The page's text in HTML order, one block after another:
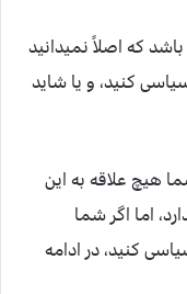
که اصلاً نمیدانید
کنید، و یا شاید
علاقه به این
اما اگر شما
کنید، در ادامه